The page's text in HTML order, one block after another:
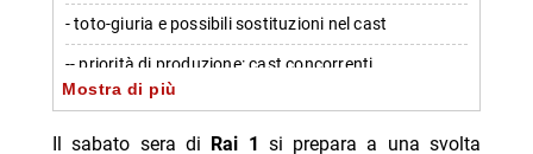
- toto-giuria e possibili sostituzioni nel cast
-- priorità di produzione: cast concorrenti
-- linea editoriale: continuità con selezione mirata
- Ballando con le stelle cambia sede: trasferimento a
Mostra di più
Il sabato sera di Rai 1 si prepara a una svolta